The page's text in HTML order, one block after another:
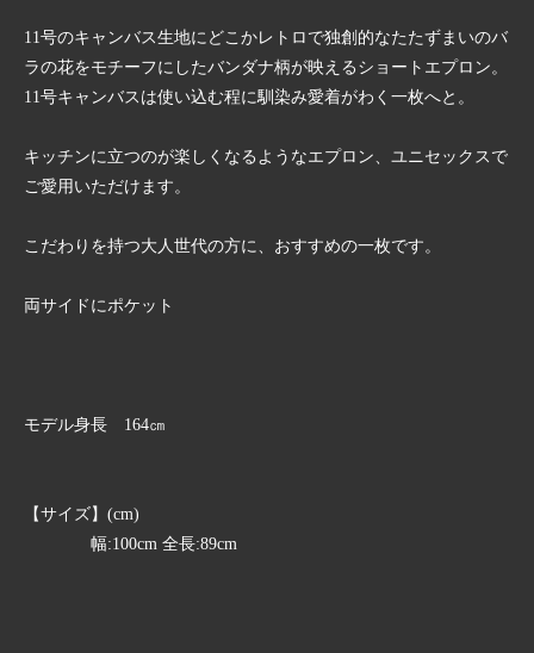
11号のキャンバス生地にどこかレトロで独創的なたたずまいのバ
ラの花をモチーフにしたバンダナ柄が映えるショートエプロン。
11号キャンバスは使い込む程に馴染み愛着がわく一枚へと。
キッチンに立つのが楽しくなるようなエプロン、ユニセックスで
ご愛用いただけます。
こだわりを持つ大人世代の方に、おすすめの一枚です。
両サイドにポケット
モデル身長 164㎝
【サイズ】(cm)
幅:100cm 全長:89cm